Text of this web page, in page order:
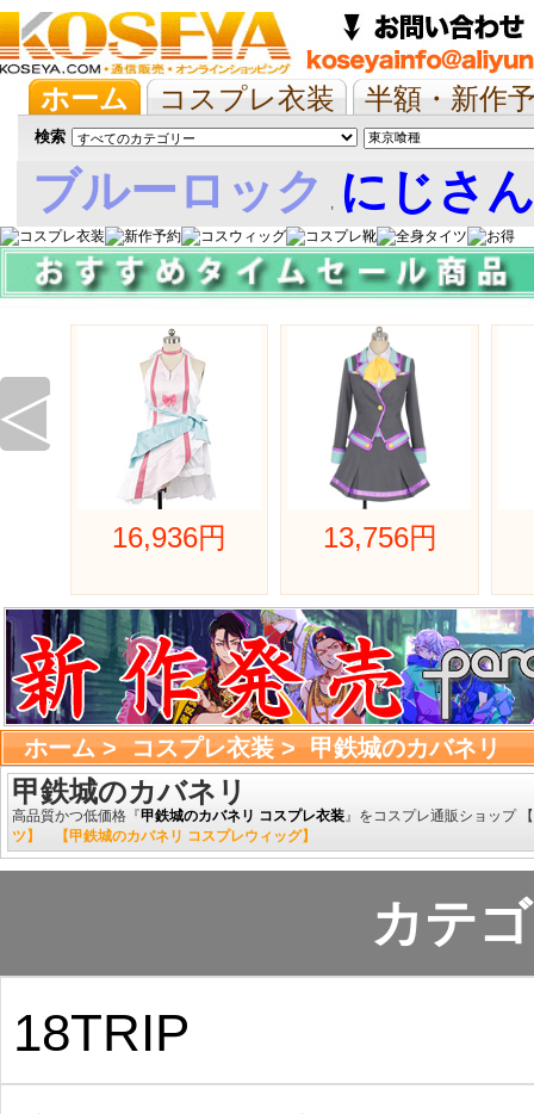
ホーム コスプレ衣装
半額・新作
抱き枕/布団/シーツ
ツイステ ウマ
検索
ブルーロック , にじさ
娘
◁
16,936円 13,756円
ホーム> コスプレ衣装> 甲鉄城のカバネリ
甲鉄城のカバネリ
高品質かつ低価格『甲鉄城のカバネリ コスプレ衣装 』をコスプレ通販ショップ 【
ツ】
【甲鉄城のカバネリ コスプレウィッグ】
カテ
18TRIP